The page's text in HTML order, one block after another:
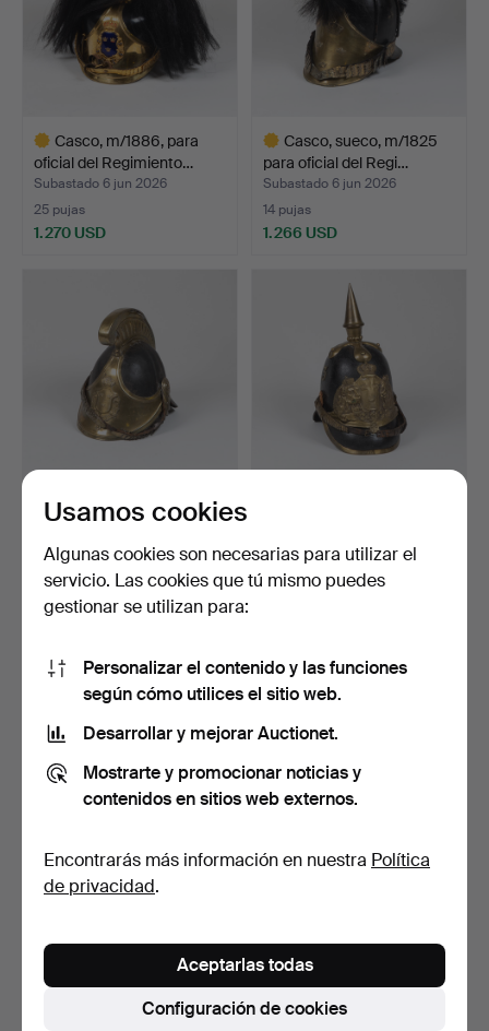
Casco, m/1886, para
oficial del Regimiento…
Subastado 6 jun 2026
25 pujas
1.270 USD
Casco, sueco, m/1825
para oficial del Regi…
Subastado 6 jun 2026
14 pujas
1.266 USD
Casco, sueco, para tropa,
Subastado 6 jun 2026
10 pujas
339 USD
Subastado 6 jun 2026
12 pujas
Käppi, sueco, m/1880.
16 pujas
Charreteras de la Armada
1 puja
106 USD
Usamos cookies
Algunas cookies son necesarias para utilizar el
servicio. Las cookies que tú mismo puedes
gestionar se utilizan para:
Personalizar el contenido y las funciones
según cómo utilices el sitio web.
Desarrollar y mejorar Auctionet.
Mostrarte y promocionar noticias y
contenidos en sitios web externos.
Encontrarás más información en nuestra Política
de privacidad.
Configuración de cookies
Aceptarlas todas